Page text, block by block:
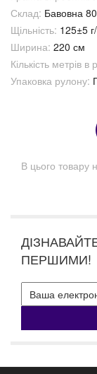
Склад: Бавовна
Щільність: 125±5
Ширина: 220 см
Кількість метрів в
Упаковка рулону:
В цього товару
ПЕРШИМИ!